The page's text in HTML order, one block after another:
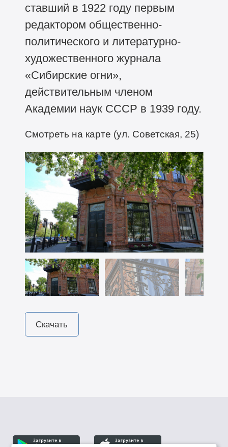
ставший в 1922 году первым
редактором общественно-
политического и литературно-
художественного журнала
«Сибирские огни»,
действительным членом
Академии наук СССР в 1939 году.
Смотреть на карте (ул. Советская, 25)
Скачать